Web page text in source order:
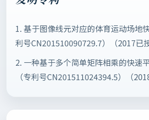
1. 基于图像线元对应的体育运动场地
利号CN201510090729.7）（2017已授
2. 一种基于多个简单矩阵相乘的快速
（专利号CN201511024394.5）（